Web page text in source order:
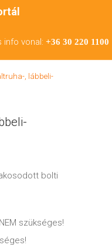
info vonal: +36 30 220 1100
, lábbeli-
bolti
szükséges!